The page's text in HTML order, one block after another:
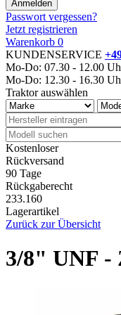
Passwort vergessen?
Jetzt registrieren
Warenkorb 0
KUNDENSERVICE
Mo-Do: 07.30 - 12.00
Mo-Do: 12.30 - 16.30
Traktor auswählen
Kostenloser
Rückversand
90 Tage
Rückgaberecht
233.160
Lagerartikel
Zurück zur Übersicht
3/8" UNF -